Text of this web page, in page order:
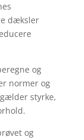
dæksler
og
normer og
styrke,
og